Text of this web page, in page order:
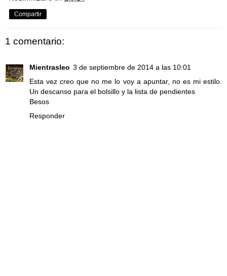
Compartir
1 comentario:
Mientrasleo 3 de septiembre de 2014 a las 10:01
Esta vez creo que no me lo voy a apuntar, no es mi estilo.
Un descanso para el bolsillo y la lista de pendientes
Besos
Responder